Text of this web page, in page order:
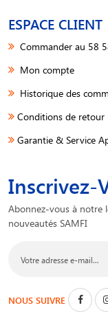
ESPACE CLIENT
Commander au 58
Mon compte
Historique des
Conditions de retour
Garantie & Service
Inscrivez-
Abonnez-vous à notre
nouveautés SAMFI
NOUS SUIVRE